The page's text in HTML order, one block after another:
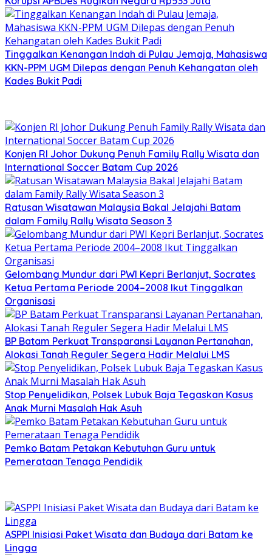
Tinggalkan Kenangan Indah di Pulau Jemaja, Mahasiswa
KKN-PPM UGM Dilepas dengan Penuh Kehangatan oleh
Kades Bukit Padi
Konjen RI Johor Dukung Penuh Family Rally Wisata dan
International Soccer Batam Cup 2026
Ratusan Wisatawan Malaysia Bakal Jelajahi Batam
dalam Family Rally Wisata Season 3
Gelombang Mundur dari PWI Kepri Berlanjut, Socrates
Ketua Pertama Periode 2004–2008 Ikut Tinggalkan
Organisasi
BP Batam Perkuat Transparansi Layanan Pertanahan,
Alokasi Tanah Reguler Segera Hadir Melalui LMS
Stop Penyelidikan, Polsek Lubuk Baja Tegaskan Kasus
Anak Murni Masalah Hak Asuh
Pemko Batam Petakan Kebutuhan Guru untuk
Pemerataan Tenaga Pendidik
ASPPI Inisiasi Paket Wisata dan Budaya dari Batam ke
Lingga